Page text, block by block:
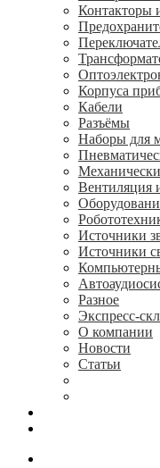
Контакторы
Корпуса
Кабели
Разъёмы
Наборы для
Вентиляция
Источники
Источники
Разное
Экспресс-
О компании
Новости
Статьи